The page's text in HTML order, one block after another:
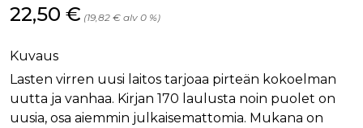
Hinta nyt
22,50 € (19,82 € alv 0 %)
Kuvaus
Lasten virren uusi laitos tarjoaa pirteän kokoelman
uutta ja vanhaa. Kirjan 170 laulusta noin puolet on
uusia, osa aiemmin julkaisemattomia. Mukana on